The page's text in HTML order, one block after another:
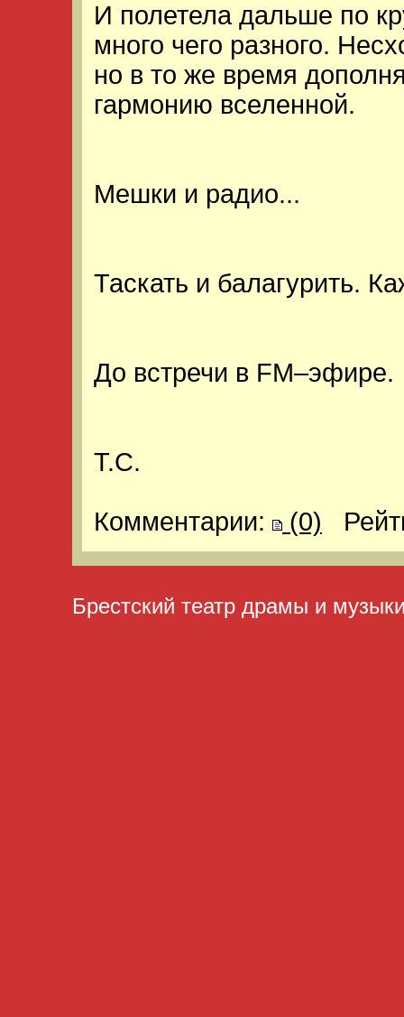
И полетела дальше по
много чего разного.
но в то же время
гармонию вселенной.
Мешки и радио...
Таскать и балагурить.
До встречи в FM–эфире.
Т.С.
Комментарии: (0)
Брестский театр драмы и